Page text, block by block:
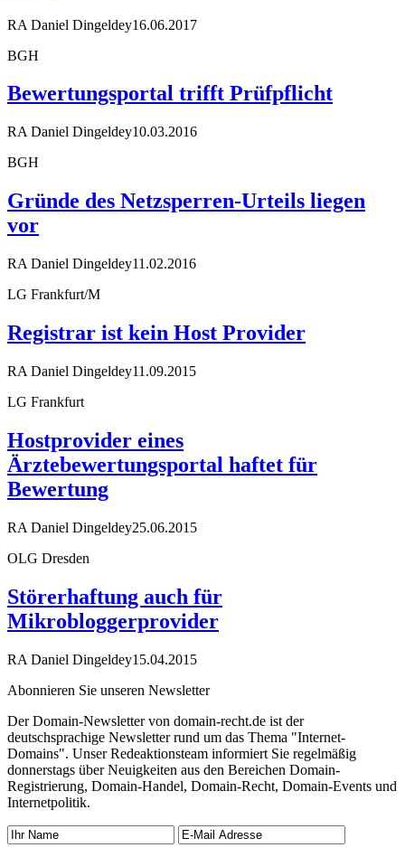
RA Daniel Dingeldey16.06.2017
BGH
Bewertungsportal trifft Prüfpflicht
RA Daniel Dingeldey10.03.2016
BGH
Gründe des Netzsperren-Urteils liegen
vor
RA Daniel Dingeldey11.02.2016
LG Frankfurt/M
Registrar ist kein Host Provider
RA Daniel Dingeldey11.09.2015
LG Frankfurt
Hostprovider eines
Ärztebewertungsportal haftet für
Bewertung
RA Daniel Dingeldey25.06.2015
OLG Dresden
Störerhaftung auch für
Mikrobloggerprovider
RA Daniel Dingeldey15.04.2015
Abonnieren Sie unseren Newsletter
Der Domain-Newsletter von domain-recht.de ist der
deutschsprachige Newsletter rund um das Thema "Internet-
Domains". Unser Redeaktionsteam informiert Sie regelmäßig
donnerstags über Neuigkeiten aus den Bereichen Domain-
Registrierung, Domain-Handel, Domain-Recht, Domain-Events und
Internetpolitik.